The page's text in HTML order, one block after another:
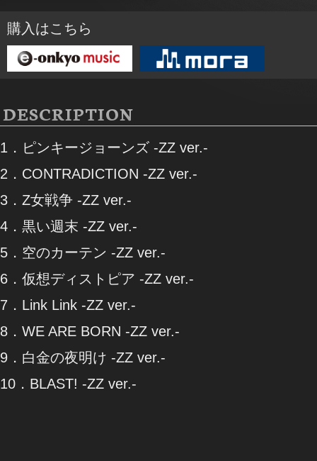
購入はこちら
DESCRIPTION
1．ピンキージョーンズ -ZZ ver.-
2．CONTRADICTION -ZZ ver.-
3．Z女戦争 -ZZ ver.-
4．黒い週末 -ZZ ver.-
5．空のカーテン -ZZ ver.-
6．仮想ディストピア -ZZ ver.-
7．Link Link -ZZ ver.-
8．WE ARE BORN -ZZ ver.-
9．白金の夜明け -ZZ ver.-
10．BLAST! -ZZ ver.-